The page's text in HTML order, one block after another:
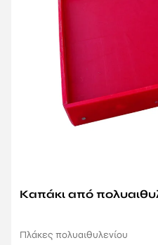
Καπάκι από
Πλάκες πολυαιθυλενίου